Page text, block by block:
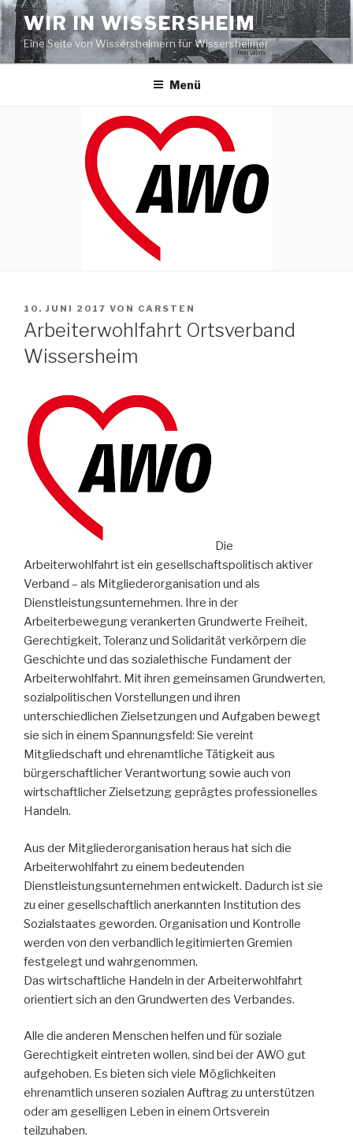
Zum
Inhalt
springen
WIR IN WISSERSHEIM
Eine Seite von Wissersheimern für Wissersheimer
Menü
VERÖFFENTLICHT
AM
10. JUNI 2017 VON CARSTEN
Arbeiterwohlfahrt Ortsverband
Wissersheim
Die
Arbeiterwohlfahrt ist ein gesellschaftspolitisch aktiver
Verband – als Mitgliederorganisation und als
Dienstleistungsunternehmen. Ihre in der
Arbeiterbewegung verankerten Grundwerte Freiheit,
Gerechtigkeit, Toleranz und Solidarität verkörpern die
Geschichte und das sozialethische Fundament der
Arbeiterwohlfahrt. Mit ihren gemeinsamen Grundwerten,
sozialpolitischen Vorstellungen und ihren
unterschiedlichen Zielsetzungen und Aufgaben bewegt
sie sich in einem Spannungsfeld: Sie vereint
Mitgliedschaft und ehrenamtliche Tätigkeit aus
bürgerschaftlicher Verantwortung sowie auch von
wirtschaftlicher Zielsetzung geprägtes professionelles
Handeln.
Aus der Mitgliederorganisation heraus hat sich die
Arbeiterwohlfahrt zu einem bedeutenden
Dienstleistungsunternehmen entwickelt. Dadurch ist sie
zu einer gesellschaftlich anerkannten Institution des
Sozialstaates geworden. Organisation und Kontrolle
werden von den verbandlich legitimierten Gremien
festgelegt und wahrgenommen.
Das wirtschaftliche Handeln in der Arbeiterwohlfahrt
orientiert sich an den Grundwerten des Verbandes.
Alle die anderen Menschen helfen und für soziale
Gerechtigkeit eintreten wollen, sind bei der AWO gut
aufgehoben. Es bieten sich viele Möglichkeiten
ehrenamtlich unseren sozialen Auftrag zu unterstützen
oder am geselligen Leben in einem Ortsverein
teilzuhaben.